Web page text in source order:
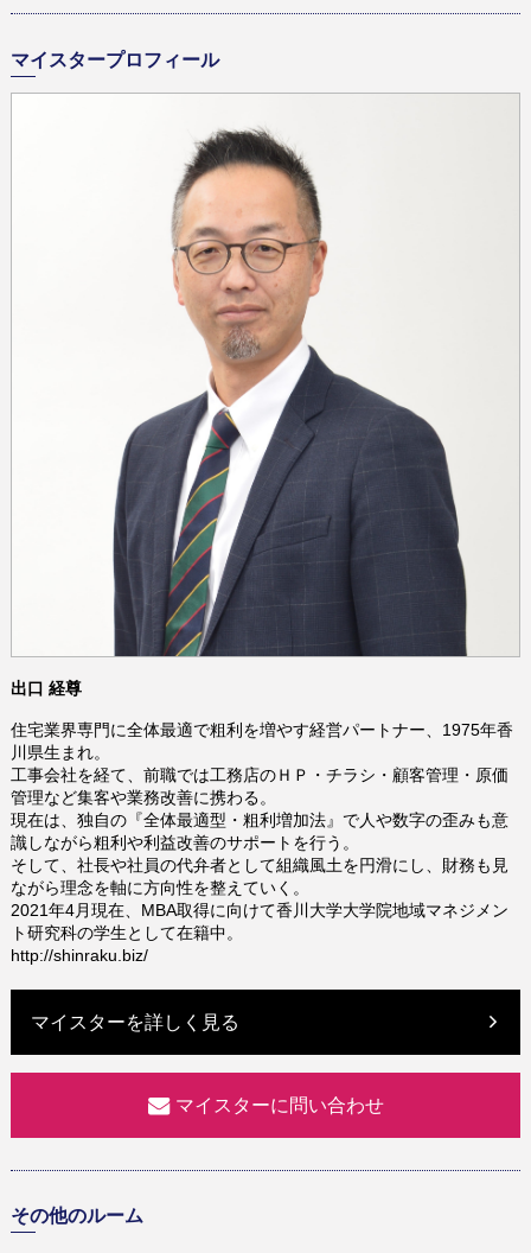
マイスタープロフィール
出口 経尊
住宅業界専門に全体最適で粗利を増やす経営パートナー、1975年香
川県生まれ。
工事会社を経て、前職では工務店のＨＰ・チラシ・顧客管理・原価
管理など集客や業務改善に携わる。
現在は、独自の『全体最適型・粗利増加法』で人や数字の歪みも意
識しながら粗利や利益改善のサポートを行う。
そして、社長や社員の代弁者として組織風土を円滑にし、財務も見
ながら理念を軸に方向性を整えていく。
2021年4月現在、MBA取得に向けて香川大学大学院地域マネジメン
ト研究科の学生として在籍中。
http://shinraku.biz/
マイスターを詳しく見る
マイスターに問い合わせ
その他のルーム